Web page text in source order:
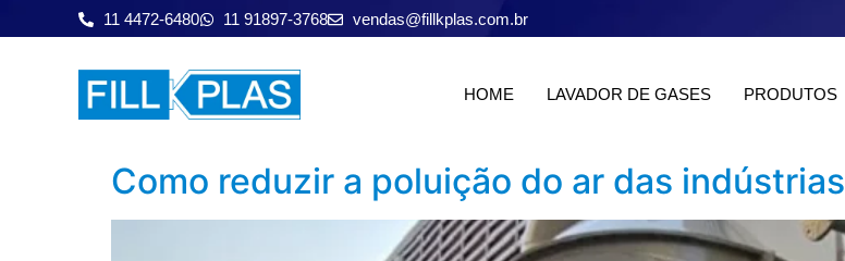
11 4472-6480 11 91897-3768 vendas@fillkplas.com.br
HOME LAVADOR DE GASES PRODUTOS
Como reduzir a poluição do ar das indústrias